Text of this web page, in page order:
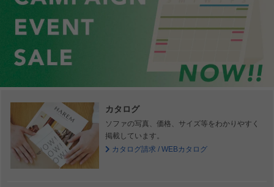
カタログ
ソファの写真、価格、サイズ等をわかりやすく
掲載しています。
カタログ請求 / WEBカタログ